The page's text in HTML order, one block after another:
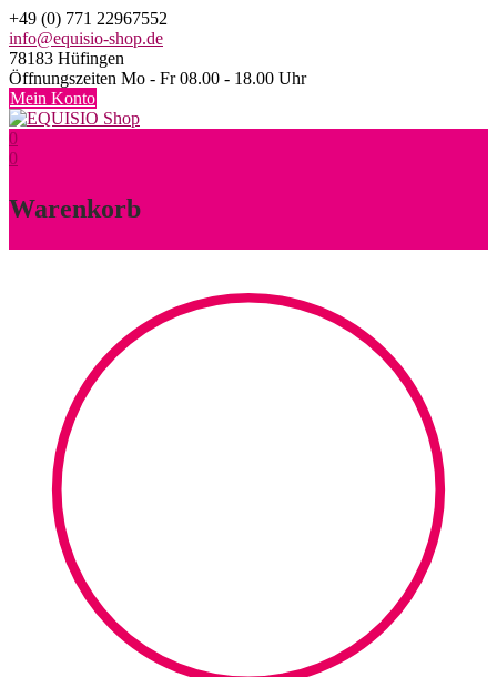
Skip
to
content
+49 (0) 771 22967552
info@equisio-shop.de
78183 Hüfingen
Öffnungszeiten Mo - Fr 08.00 - 18.00 Uhr
Mein Konto
0
0
Warenkorb